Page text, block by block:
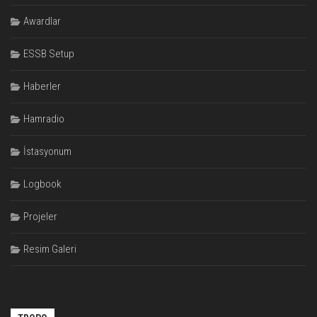
Awardlar
ESSB Setup
Haberler
Hamradio
İstasyonum
Logbook
Projeler
Resim Galeri